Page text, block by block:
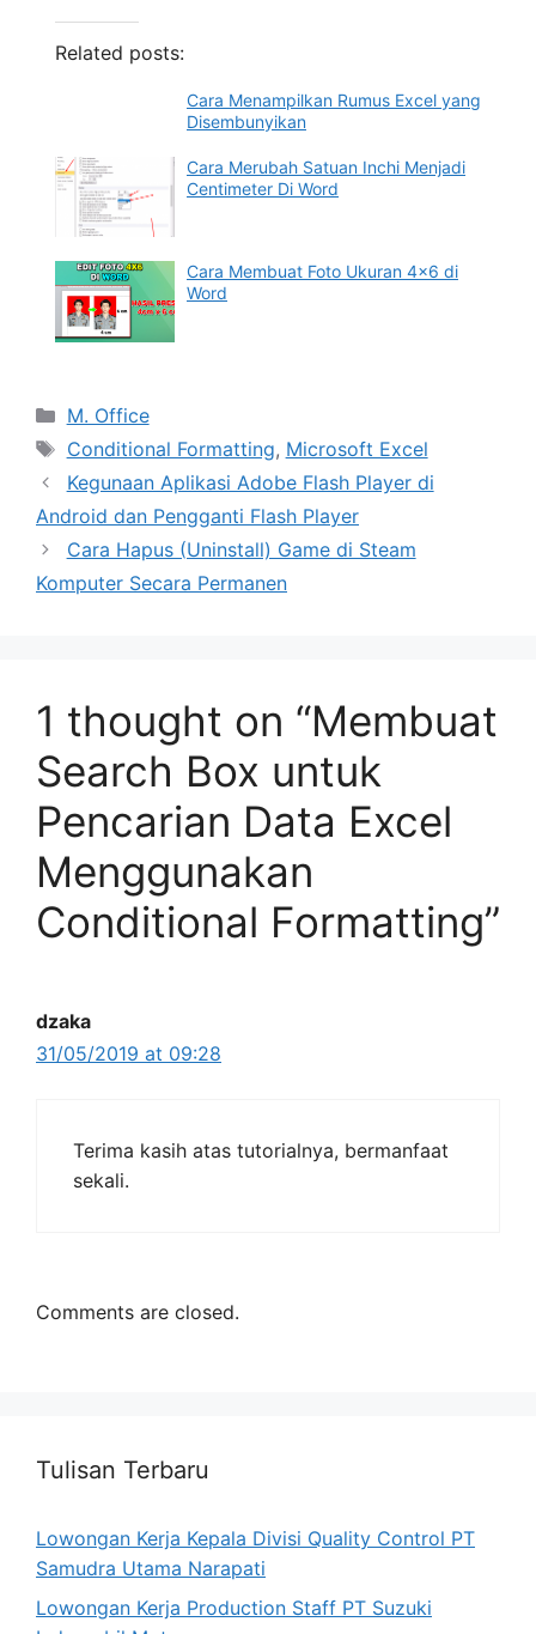
Related posts:
Cara Menampilkan Rumus Excel yang
Disembunyikan
Cara Merubah Satuan Inchi Menjadi
Centimeter Di Word
Cara Membuat Foto Ukuran 4×6 di
Word
Categories
M. Office
Tags
Conditional Formatting, Microsoft Excel
Kegunaan Aplikasi Adobe Flash Player di
Android dan Pengganti Flash Player
Cara Hapus (Uninstall) Game di Steam
Komputer Secara Permanen
1 thought on “Membuat
Search Box untuk
Pencarian Data Excel
Menggunakan
Conditional Formatting”
dzaka
31/05/2019 at 09:28
Terima kasih atas tutorialnya, bermanfaat
sekali.
Comments are closed.
Tulisan Terbaru
Lowongan Kerja Kepala Divisi Quality Control PT
Samudra Utama Narapati
Lowongan Kerja Production Staff PT Suzuki